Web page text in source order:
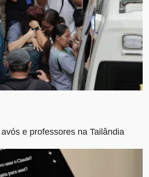
e professores na Tailândia